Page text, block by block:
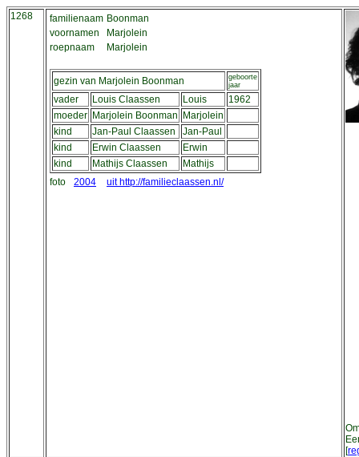
1268 familienaam Boonman
voornamen
Marjolein
roepnaam
Marjolein
gezin van Marjolein Boonman
geboorte
jaar
vader Louis Claassen Louis
1962
moeder Marjolein Boonman
Marjolein
kind
Jan-Paul Claassen
Jan-Paul
kind
Erwin Claassen
Erwin
kind
Mathijs Claassen
Mathijs
foto
2004 uit http://familieclaassen.nl/
[